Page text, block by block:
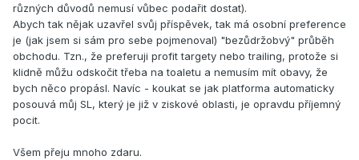
různých důvodů nemusí vůbec podařit dostat).
Abych tak nějak uzavřel svůj příspěvek, tak má osobní preference
je (jak jsem si sám pro sebe pojmenoval) "bezůdržobvý" průběh
obchodu. Tzn., že preferuji profit targety nebo trailing, protože si
klidně můžu odskočit třeba na toaletu a nemusím mít obavy, že
bych něco propásl. Navíc - koukat se jak platforma automaticky
posouvá můj SL, který je již v ziskové oblasti, je opravdu příjemný
pocit.
Všem přeju mnoho zdaru.